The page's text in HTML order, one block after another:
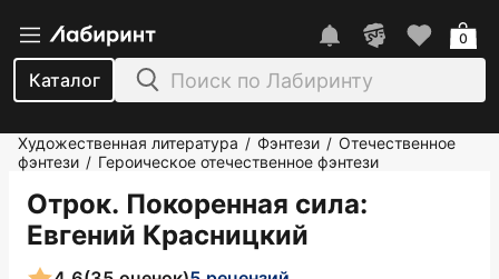
Каталог
0
Художественная литература / Фэнтези / Отечественное
фэнтези / Героическое отечественное фэнтези
Отрок. Покоренная сила:
Евгений Красницкий